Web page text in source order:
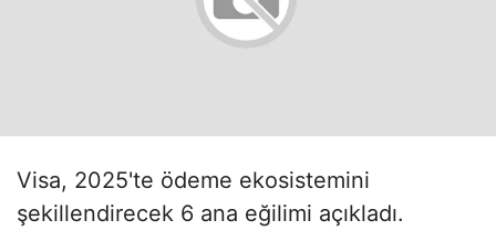
Visa, 2025'te ödeme ekosistemini
şekillendirecek 6 ana eğilimi açıkladı.